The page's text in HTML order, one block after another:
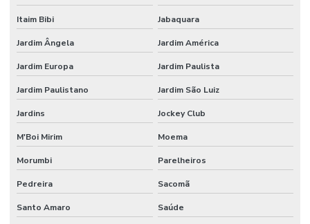
Itaim Bibi Jabaquara
Jardim Ângela Jardim América
Jardim Europa Jardim Paulista
Jardim Paulistano Jardim São Luiz
Jardins Jockey Club
M'Boi Mirim Moema
Morumbi Parelheiros
Pedreira Sacomã
Santo Amaro Saúde